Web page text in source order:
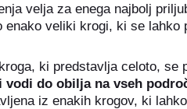
velja za enega najbolj
enako veliki krogi, ki se lahko
ki predstavlja celoto, se
vodi do obilja na vseh
iz enakih krogov, ki